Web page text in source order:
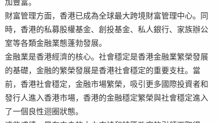
加豐富。
財富管理方面，香港已成為全球最大跨境財富管理中心。同
時，香港的私募股權基金、創投基金、私人銀行、家族辦公
室等各類金融業態蓬勃發展。
金融業是香港經濟的核心。社會穩定是香港金融業繁榮發展
的基礎，金融的繁榮發展是香港社會穩定的重要支柱。當
前，香港社會穩定，金融市場繁榮，吸引更多國際投資者和
發行人進入香港市場，香港的金融穩定繁榮與社會穩定進入
了一個良性迴圈狀態。